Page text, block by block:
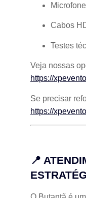
Cabos
Testes
Veja nossas
https://
Se precisar
https://
📍